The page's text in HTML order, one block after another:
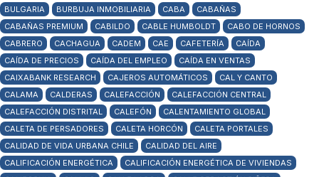
BULGARIA
BURBUJA INMOBILIARIA CABA
CABAÑAS
CABAÑAS PREMIUM
CABILDO CABLE HUMBOLDT
CABO DE HORNOS
CABRERO
CACHAGUA CADEM CAE CAFETERÍA
CAÍDA
CAÍDA DE PRECIOS
CAÍDA DEL EMPLEO
CAÍDA EN VENTAS
CAIXABANK RESEARCH
CAJEROS AUTOMÁTICOS
CAL Y CANTO
CALAMA
CALDERAS CALEFACCIÓN
CALEFACCIÓN CENTRAL
CALEFACCIÓN DISTRITAL
CALEFÓN
CALENTAMIENTO GLOBAL
CALETA DE PERSADORES
CALETA HORCÓN
CALETA PORTALES
CALIDAD DE VIDA URBANA CHILE
CALIDAD DEL AIRE
CALIFICACIÓN ENERGÉTICA
CALIFICACIÓN ENERGÉTICA DE VIVIENDAS